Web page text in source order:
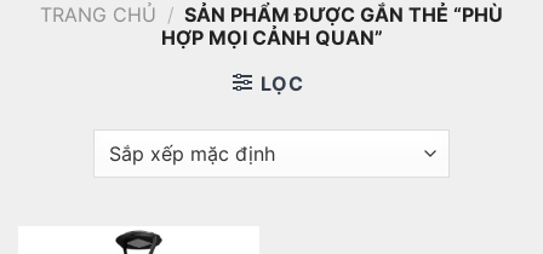
TRANG CHỦ / SẢN PHẨM ĐƯỢC GẮN THẺ “PHÙ
HỢP MỌI CẢNH QUAN”
LỌC